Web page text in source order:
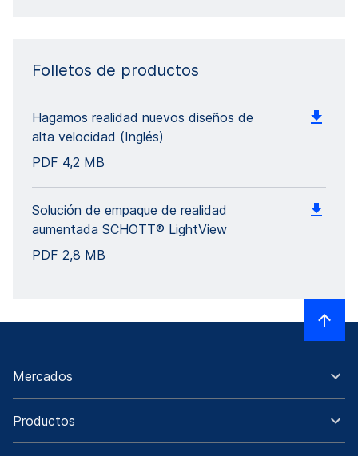
Folletos de productos
Hagamos realidad nuevos diseños de
alta velocidad (Inglés)
PDF 4,2 MB
Solución de empaque de realidad
aumentada SCHOTT® LightView
PDF 2,8 MB
Mercados
Productos